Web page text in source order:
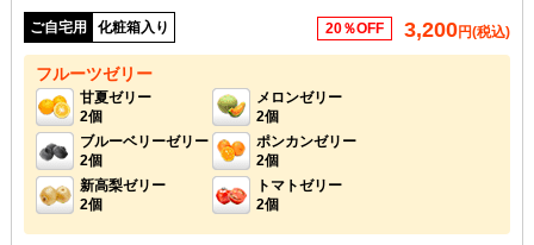
ご自宅用 化粧箱入り 20％OFF 3,200円(税込)
フルーツゼリー
甘夏ゼリー
2個
メロンゼリー
2個
ブルーベリーゼリー
2個
ポンカンゼリー
2個
新高梨ゼリー
2個
トマトゼリー
2個